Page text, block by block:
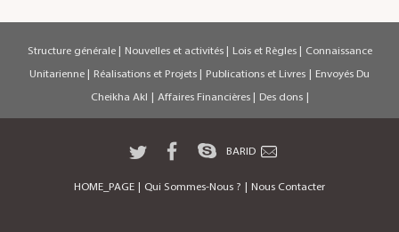
Structure générale | Nouvelles et activités | Lois et Règles | Connaissance
Unitarienne | Réalisations et Projets | Publications et Livres | Envoyés Du
Cheikha Akl | Affaires Financières | Des dons |
BARID
HOME_PAGE | Qui Sommes-Nous ? | Nous Contacter